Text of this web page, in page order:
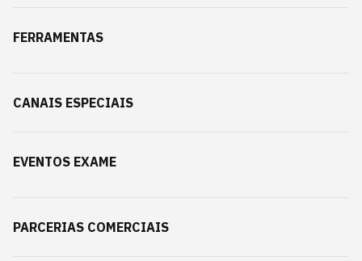
FERRAMENTAS
CANAIS ESPECIAIS
EVENTOS EXAME
PARCERIAS COMERCIAIS